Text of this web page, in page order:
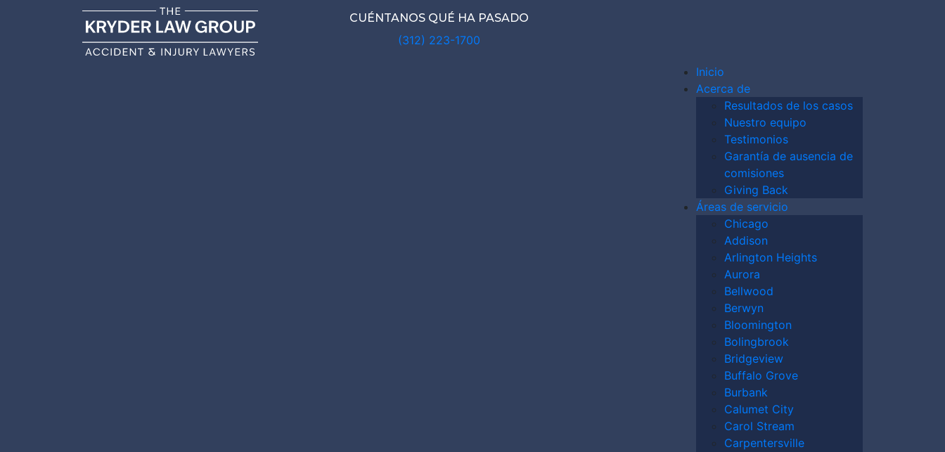
CUÉNTANOS QUÉ HA PASADO
(312) 223-1700
Inicio
Acerca de
Resultados de los casos
Nuestro equipo
Testimonios
Garantía de ausencia de
comisiones
Giving Back
Áreas de servicio
Chicago
Addison
Arlington Heights
Aurora
Bellwood
Berwyn
Bloomington
Bolingbrook
Bridgeview
Buffalo Grove
Burbank
Calumet City
Carol Stream
Carpentersville
CHICAGO ABOGADO DE
ACCIDENTES DE
Las obras de construcción son entornos de alto riesgo en los que existe un grave peligro de
sufrir lesiones graves. Si usted o un ser querido ha sufrido un accidente en el trabajo, solicite
abogado especializado en accidentes de construcción de Chicago